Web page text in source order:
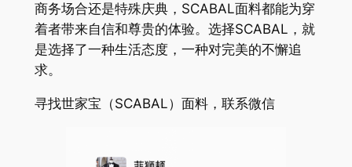
商务场合还是特殊庆典，SCABAL面料都能为穿
着者带来自信和尊贵的体验。选择SCABAL，就
是选择了一种生活态度，一种对完美的不懈追
求。
寻找世家宝（SCABAL）面料，联系微信